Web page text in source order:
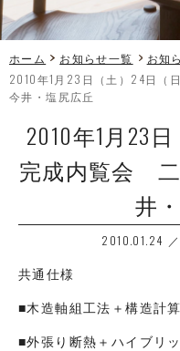
ホーム お知らせ一覧 お知
2010年1月23日（土）24日
今井・塩尻広丘
2010年1月23
完成内覧会
井
2010.01.24
共通仕様
■木造軸組工法＋構造計
■外張り断熱＋ハイブリ